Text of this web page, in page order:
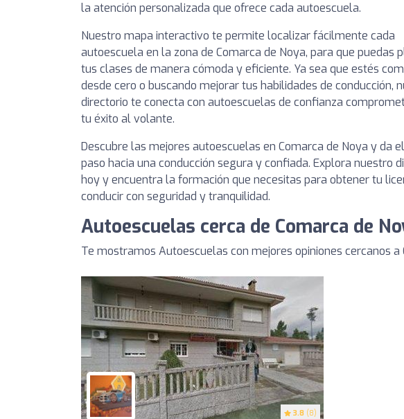
la atención personalizada que ofrece cada autoescuela.
Nuestro mapa interactivo te permite localizar fácilmente cada
autoescuela en la zona de Comarca de Noya, para que puedas
tus clases de manera cómoda y eficiente. Ya sea que estés
desde cero o buscando mejorar tus habilidades de conducción,
directorio te conecta con autoescuelas de confianza
tu éxito al volante.
Descubre las mejores autoescuelas en Comarca de Noya y da
paso hacia una conducción segura y confiada. Explora nuestro
hoy y encuentra la formación que necesitas para obtener tu
conducir con seguridad y tranquilidad.
Autoescuelas cerca de Comarca de
Te mostramos Autoescuelas con mejores opiniones cercanos
3.8 (8)